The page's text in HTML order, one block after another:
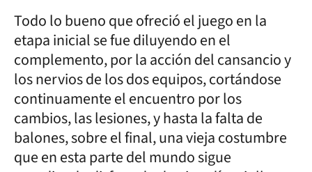
Todo lo bueno que ofreció el juego en la
etapa inicial se fue diluyendo en el
complemento, por la acción del cansancio y
los nervios de los dos equipos, cortándose
continuamente el encuentro por los
cambios, las lesiones, y hasta la falta de
balones, sobre el final, una vieja costumbre
que en esta parte del mundo sigue